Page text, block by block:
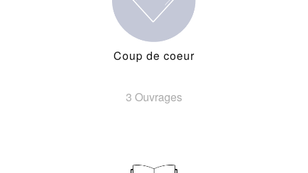
Coup de coeur
3 Ouvrages